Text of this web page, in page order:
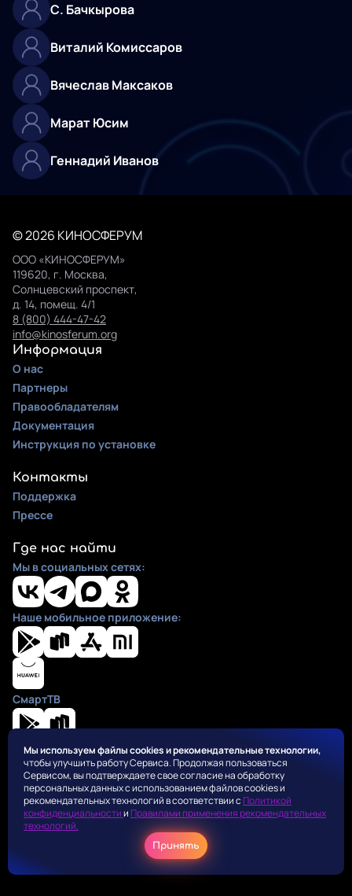
С. Бачкырова
Виталий Комиссаров
Вячеслав Максаков
Марат Юсим
Геннадий Иванов
© 2026 КИНОСФЕРУМ
ООО «КИНОСФЕРУМ»
119620, г. Москва,
Солнцевский проспект,
д. 14, помещ. 4/1
8 (800) 444-47-42
info@kinosferum.org
Информация
О нас
Партнеры
Правообладателям
Документация
Инструкция по установке
Контакты
Поддержка
Прессе
Где нас найти
Мы в социальных сетях:
Наше мобильное приложение:
СмартТВ
Положения
Пользовательское соглашение
Политика конфиденциальности
Правила применения рекомендательных алгоритмов
Оферта для правообладателей
Соглашение на получение рекламных рассылок
Мы используем файлы cookies и рекомендательные технологии,
чтобы улучшить работу Сервиса. Продолжая пользоваться
Сервисом, вы подтверждаете свое согласие на обработку
персональных данных с использованием файлов cookies и
рекомендательных технологий в соответствии с Политикой
конфиденциальностии Правилами применения рекомендательных
технологий.
Принять